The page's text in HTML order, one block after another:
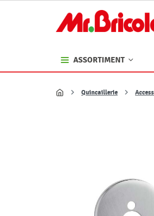
ASSORTIMENT
Accueil
Quincaillerie